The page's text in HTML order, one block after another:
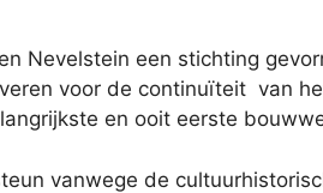
Nevelstein een stichting
voor de continuïteit van
en ooit eerste
vanwege de